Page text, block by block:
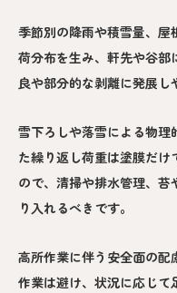
季節別の降雨や積雪量、屋
荷分布を生み、軒先や谷部
良や部分的な剥離に発展し
雪下ろしや落雪による物理
た繰り返し荷重は塗膜だ
ので、清掃や排水管理、
り入れるべきです。
高所作業に伴う安全面の
作業は避け、状況に応じて